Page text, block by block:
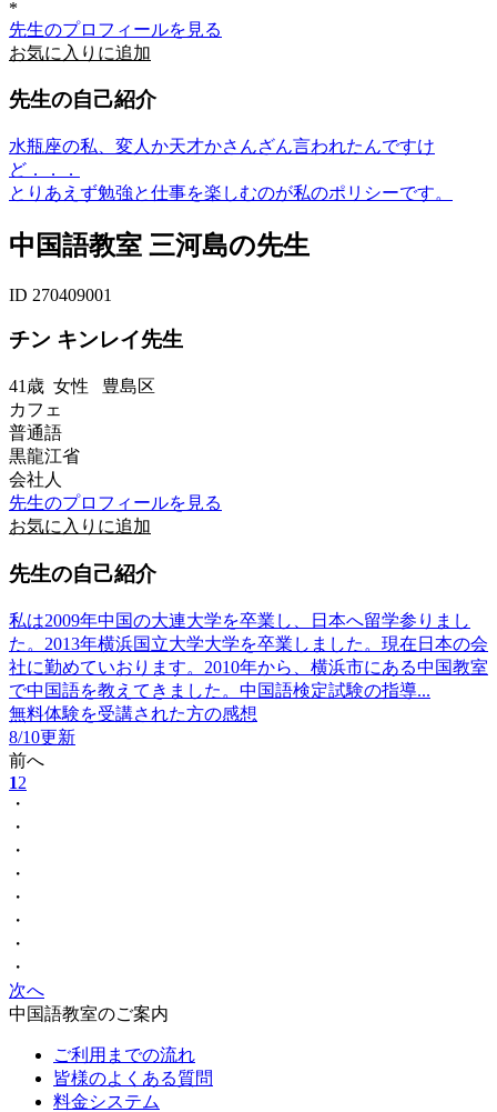
*
先生のプロフィールを見る
お気に入りに追加
先生の自己紹介
水瓶座の私、変人か天才かさんざん言われたんですけ
ど．．．
とりあえず勉強と仕事を楽しむのが私のポリシーです。
中国語教室 三河島の先生
ID 270409001
チン キンレイ先生
41歳 女性 豊島区
カフェ
普通語
黒龍江省
会社人
先生のプロフィールを見る
お気に入りに追加
先生の自己紹介
私は2009年中国の大連大学を卒業し、日本へ留学参りまし
た。2013年横浜国立大学大学を卒業しました。現在日本の会
社に勤めていおります。2010年から、横浜市にある中国教室
で中国語を教えてきました。中国語検定試験の指導...
無料体験を受講された方の感想
8/10更新
前へ
12
・
・
・
・
・
・
・
・
次へ
中国語教室のご案内
ご利用までの流れ
皆様のよくある質問
料金システム